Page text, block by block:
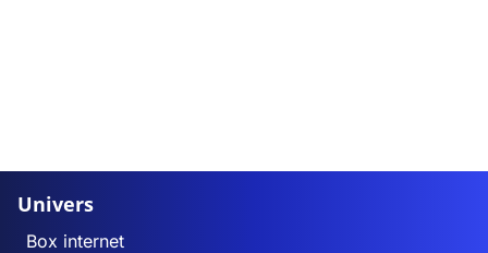
Univers
Box internet